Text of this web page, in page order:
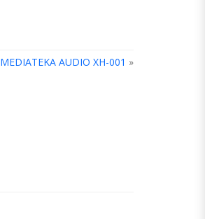
MEDIATEKA AUDIO XH-001 »